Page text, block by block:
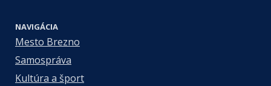
NAVIGÁCIA
Mesto Brezno
Samospráva
Kultúra a šport